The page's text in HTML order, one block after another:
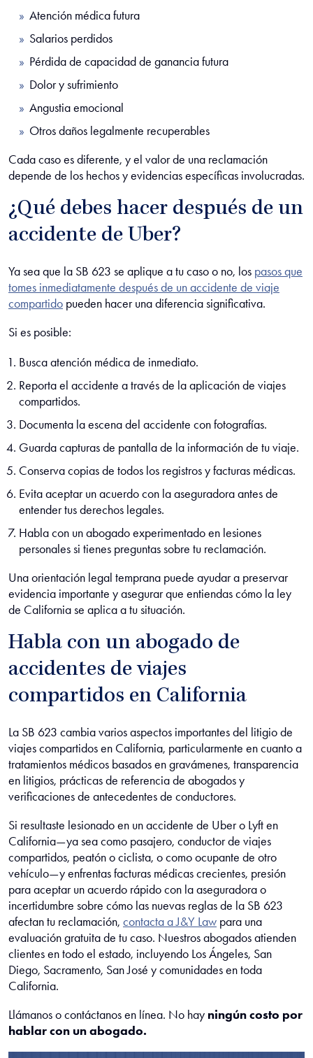
Atención médica futura
Salarios perdidos
Pérdida de capacidad de ganancia futura
Dolor y sufrimiento
Angustia emocional
Otros daños legalmente recuperables
Cada caso es diferente, y el valor de una reclamación
depende de los hechos y evidencias específicas involucradas.
¿Qué debes hacer después de un
accidente de Uber?
Ya sea que la SB 623 se aplique a tu caso o no, los pasos que
tomes inmediatamente después de un accidente de viaje
compartido pueden hacer una diferencia significativa.
Si es posible:
Busca atención médica de inmediato.
Reporta el accidente a través de la aplicación de viajes
compartidos.
Documenta la escena del accidente con fotografías.
Guarda capturas de pantalla de la información de tu viaje.
Conserva copias de todos los registros y facturas médicas.
Evita aceptar un acuerdo con la aseguradora antes de
entender tus derechos legales.
Habla con un abogado experimentado en lesiones
personales si tienes preguntas sobre tu reclamación.
Una orientación legal temprana puede ayudar a preservar
evidencia importante y asegurar que entiendas cómo la ley
de California se aplica a tu situación.
Habla con un abogado de
accidentes de viajes
compartidos en California
La SB 623 cambia varios aspectos importantes del litigio de
viajes compartidos en California, particularmente en cuanto a
tratamientos médicos basados en gravámenes, transparencia
en litigios, prácticas de referencia de abogados y
verificaciones de antecedentes de conductores.
Si resultaste lesionado en un accidente de Uber o Lyft en
California—ya sea como pasajero, conductor de viajes
compartidos, peatón o ciclista, o como ocupante de otro
vehículo—y enfrentas facturas médicas crecientes, presión
para aceptar un acuerdo rápido con la aseguradora o
incertidumbre sobre cómo las nuevas reglas de la SB 623
afectan tu reclamación, contacta a J&Y Law para una
evaluación gratuita de tu caso. Nuestros abogados atienden
clientes en todo el estado, incluyendo Los Ángeles, San
Diego, Sacramento, San José y comunidades en toda
California.
Llámanos o contáctanos en línea. No hay ningún costo por
hablar con un abogado.